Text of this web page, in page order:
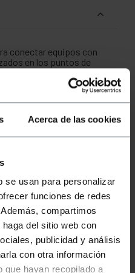
Acerca de las cookies
se usan para personalizar
funciones de redes
compartimos
del sitio web con
publicidad y análisis
con otra información
que hayan recopilado a
conectar equipos con
en los puntos de
wireless 802.11. Está
macho en un extremo
perfecta para conectar
segura y fiable.
puede utilizar en
ofreciendo la
y adaptadores
Card macho / SMA-
conectores coaxiales
de acceso
802.11 para conexión